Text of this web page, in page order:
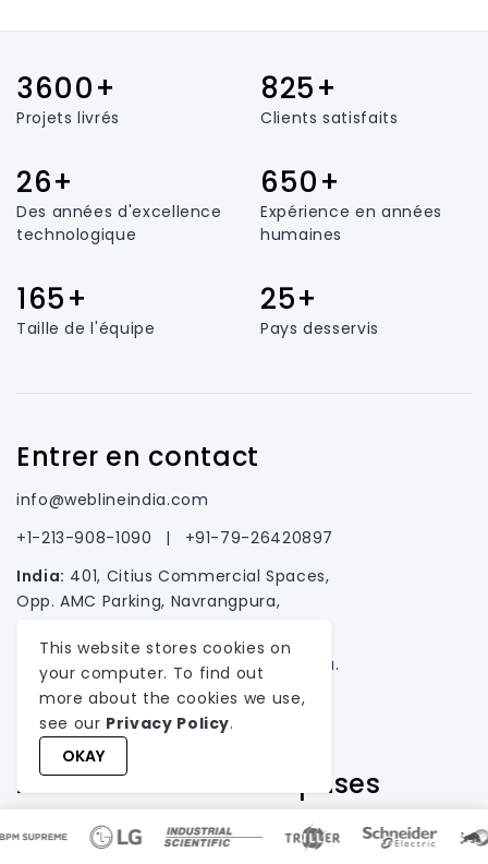
3600+
Projets livrés
825+
Clients satisfaits
26+
Des années d'excellence
technologique
650+
Expérience en années
humaines
165+
Taille de l'équipe
25+
Pays desservis
Entrer en contact
info@weblineindia.com
+1-213-908-1090
|
+91-79-26420897
India: 401, Citius Commercial Spaces,
Opp. AMC Parking, Navrangpura,
USA:2372 Morse Ave., Irvine, California.
Au service des entreprises
leaders dans ces régions
This website stores cookies on
your computer. To find out
more about the cookies we use,
see our Privacy Policy.
OKAY